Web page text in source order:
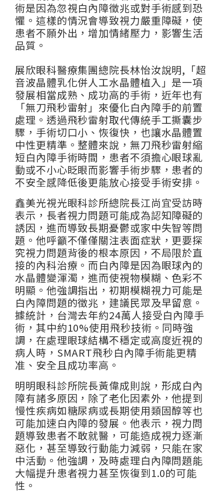
術是因為忽視白內障徵兆或對手術感到恐
懼。這樣的情況會導致視力嚴重障礙，使
患者不願外出，增加情緒壓力，影響生活
品質。
展欣眼科醫療集團總院長林怡汝說明,「超
音波晶體乳化併人工水晶體植入」是一項
發展相當成熟、成功高的手術，近年也有
「無刀飛秒雷射」來優化白內障手的前置
處理。透過飛秒雷射取代傳統手工撕囊步
驟，手術切口小、恢復快，也讓水晶體置
中性更精準。整體來說，無刀飛秒雷射縮
短白內障手術時間，患者不須擔心眼球亂
動或不小心眨眼而影響手術步驟，患者的
不安全感降低後更能放心接受手術安排。
鑫美光視光眼科診所總院長江尚宜受訪時
表示，長者視力問題可能成為認知障礙的
誘因，進而導致長期憂鬱或家中失智等問
題。他呼籲不僅僅關注表面症狀，更要探
究視力問題背後的根本原因，不局限於直
接的內科治療。而白內障是因為眼球內的
水晶體變渾濁，進而使視物模糊、色彩不
明顯。他強調指出，初期模糊視力可能是
白內障問題的徵兆，建議民眾及早留意。
據統計，台灣去年約24萬人接受白內障手
術，其中約10%使用飛秒技術。同時強
調，在處理眼球結構不穩定或高度近視的
病人時，SMART飛秒白內障手術能更精
准、安全且成功率高。
明明眼科診所院長黃偉成則說，形成白內
障有諸多原因，除了老化因素外，他提到
慢性疾病如糖尿病或長期使用類固醇等也
可能加速白內障的發展。他表示，視力問
題導致患者不敢就醫，可能造成視力逐漸
惡化，甚至導致行動能力減弱，只能在家
中活動。他強調，及時處理白內障問題能
大幅提升患者視力甚至恢復到1.0的可能
性。